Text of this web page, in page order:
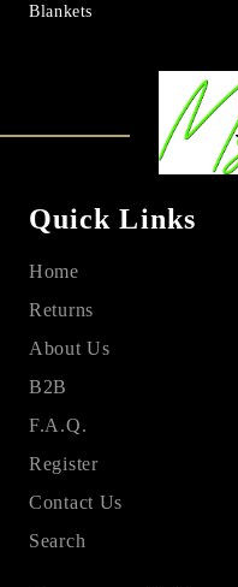
Blankets
Quick Links
Home
Returns
About Us
B2B
F.A.Q.
Register
Contact Us
Search